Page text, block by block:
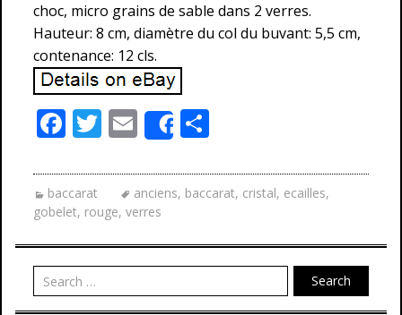
choc, micro grains de sable dans 2 verres.
Hauteur: 8 cm, diamètre du col du buvant: 5,5 cm,
contenance: 12 cls.
F
e
b
o
o
k
T
itt
er
E
m
ai
l
Share
ta
g
er
baccarat anciens, baccarat, cristal, ecailles,
gobelet, rouge, verres
Search